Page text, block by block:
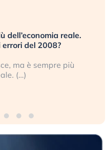
dell’economia reale.
errori del 2008?
ma è sempre più
(…)